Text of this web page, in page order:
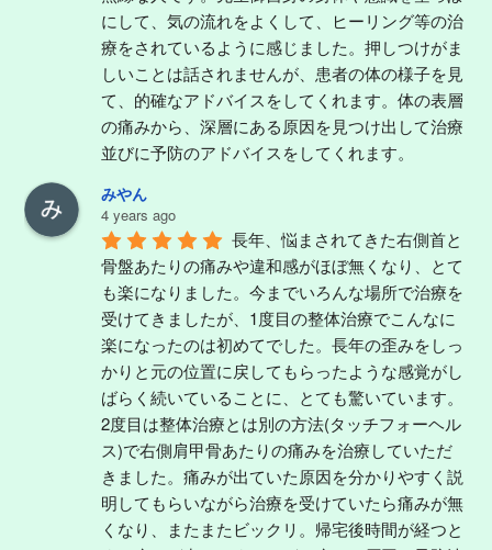
にして、気の流れをよくして、ヒーリング等の治
療をされているように感じました。押しつけがま
しいことは話されませんが、患者の体の様子を見
て、的確なアドバイスをしてくれます。体の表層
の痛みから、深層にある原因を見つけ出して治療
並びに予防のアドバイスをしてくれます。
みやん
4 years ago
長年、悩まされてきた右側首と
骨盤あたりの痛みや違和感がほぼ無くなり、とて
も楽になりました。今までいろんな場所で治療を
受けてきましたが、1度目の整体治療でこんなに
楽になったのは初めてでした。長年の歪みをしっ
かりと元の位置に戻してもらったような感覚がし
ばらく続いていることに、とても驚いています。
2度目は整体治療とは別の方法(タッチフォーヘル
ス)で右側肩甲骨あたりの痛みを治療していただ
きました。痛みが出ていた原因を分かりやすく説
明してもらいながら治療を受けていたら痛みが無
くなり、またまたビックリ。帰宅後時間が経つと